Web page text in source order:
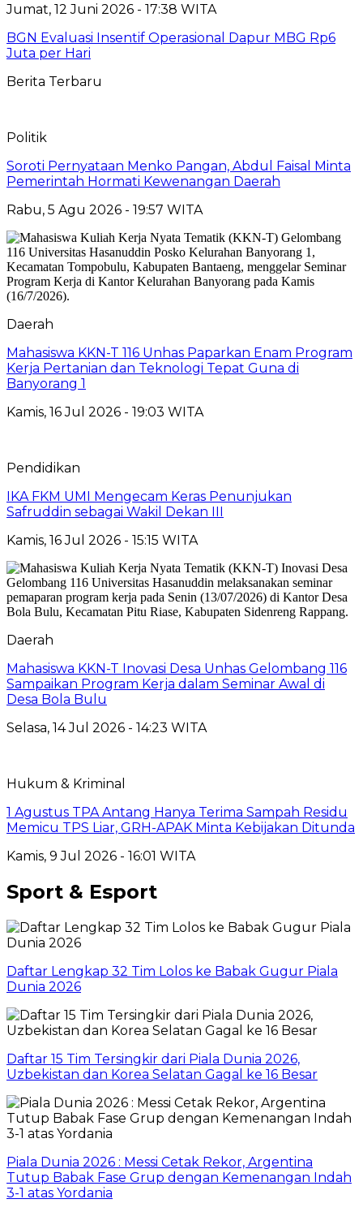
Jumat, 12 Juni 2026 - 17:38 WITA
BGN Evaluasi Insentif Operasional Dapur MBG Rp6
Juta per Hari
Berita Terbaru
Politik
Soroti Pernyataan Menko Pangan, Abdul Faisal Minta
Pemerintah Hormati Kewenangan Daerah
Rabu, 5 Agu 2026 - 19:57 WITA
Daerah
Mahasiswa KKN-T 116 Unhas Paparkan Enam Program
Kerja Pertanian dan Teknologi Tepat Guna di
Banyorang 1
Kamis, 16 Jul 2026 - 19:03 WITA
Pendidikan
IKA FKM UMI Mengecam Keras Penunjukan
Safruddin sebagai Wakil Dekan III
Kamis, 16 Jul 2026 - 15:15 WITA
Daerah
Mahasiswa KKN-T Inovasi Desa Unhas Gelombang 116
Sampaikan Program Kerja dalam Seminar Awal di
Desa Bola Bulu
Selasa, 14 Jul 2026 - 14:23 WITA
Hukum & Kriminal
1 Agustus TPA Antang Hanya Terima Sampah Residu
Memicu TPS Liar, GRH-APAK Minta Kebijakan Ditunda
Kamis, 9 Jul 2026 - 16:01 WITA
Sport & Esport
Daftar Lengkap 32 Tim Lolos ke Babak Gugur Piala
Dunia 2026
Daftar 15 Tim Tersingkir dari Piala Dunia 2026,
Uzbekistan dan Korea Selatan Gagal ke 16 Besar
Piala Dunia 2026 : Messi Cetak Rekor, Argentina
Tutup Babak Fase Grup dengan Kemenangan Indah
3-1 atas Yordania